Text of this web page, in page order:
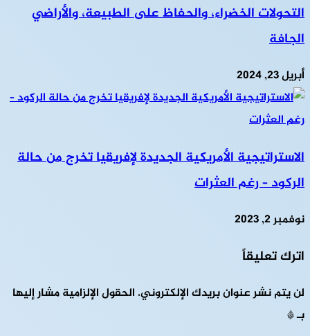
التحولات الخضراء، والحفاظ على الطبيعة، والأراضي
الجافة
أبريل 23, 2024
الاستراتيجية الأمريكية الجديدة لإفريقيا تخرج من حالة
الركود – رغم العثرات
نوفمبر 2, 2023
اترك تعليقاً
لن يتم نشر عنوان بريدك الإلكتروني. الحقول الإلزامية مشار إليها
بـ*